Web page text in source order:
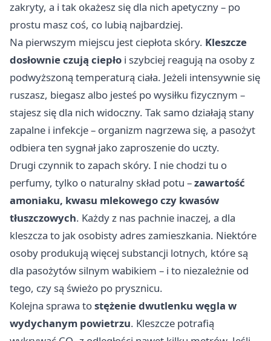
zakryty, a i tak okażesz się dla nich apetyczny – po
prostu masz coś, co lubią najbardziej.
Na pierwszym miejscu jest ciepłota skóry. Kleszcze
dosłownie czują ciepło i szybciej reagują na osoby z
podwyższoną temperaturą ciała. Jeżeli intensywnie się
ruszasz, biegasz albo jesteś po wysiłku fizycznym –
stajesz się dla nich widoczny. Tak samo działają stany
zapalne i infekcje – organizm nagrzewa się, a pasożyt
odbiera ten sygnał jako zaproszenie do uczty.
Drugi czynnik to zapach skóry. I nie chodzi tu o
perfumy, tylko o naturalny skład potu –zawartość
amoniaku, kwasu mlekowego czy kwasów
tłuszczowych. Każdy z nas pachnie inaczej, a dla
kleszcza to jak osobisty adres zamieszkania. Niektóre
osoby produkują więcej substancji lotnych, które są
dla pasożytów silnym wabikiem – i to niezależnie od
tego, czy są świeżo po prysznicu.
Kolejna sprawa tostężenie dwutlenku węgla w
wydychanym powietrzu. Kleszcze potrafią